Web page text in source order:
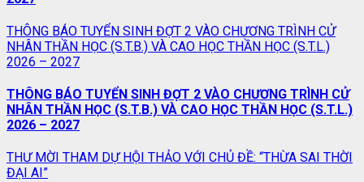
THÔNG BÁO TUYỂN SINH ĐỢT 2 VÀO CHƯƠNG TRÌNH CỬ
NHÂN THẦN HỌC (S.T.B.) VÀ CAO HỌC THẦN HỌC (S.T.L.)
2026 – 2027
THÔNG BÁO TUYỂN SINH ĐỢT 2 VÀO CHƯƠNG TRÌNH CỬ
NHÂN THẦN HỌC (S.T.B.) VÀ CAO HỌC THẦN HỌC (S.T.L.)
2026 – 2027
THƯ MỜI THAM DỰ HỘI THẢO VỚI CHỦ ĐỀ: “THỪA SAI THỜI
ĐẠI AI”